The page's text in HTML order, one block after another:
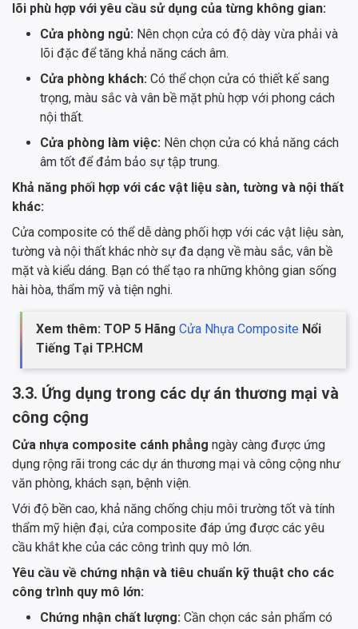
lõi phù hợp với yêu cầu sử dụng của từng không gian:
Cửa phòng ngủ: Nên chọn cửa có độ dày vừa phải và
lõi đặc để tăng khả năng cách âm.
Cửa phòng khách: Có thể chọn cửa có thiết kế sang
trọng, màu sắc và vân bề mặt phù hợp với phong cách
nội thất.
Cửa phòng làm việc: Nên chọn cửa có khả năng cách
âm tốt để đảm bảo sự tập trung.
Khả năng phối hợp với các vật liệu sàn, tường và nội thất
khác:
Cửa composite có thể dễ dàng phối hợp với các vật liệu sàn,
tường và nội thất khác nhờ sự đa dạng về màu sắc, vân bề
mặt và kiểu dáng. Bạn có thể tạo ra những không gian sống
hài hòa, thẩm mỹ và tiện nghi.
Xem thêm: TOP 5 Hãng Cửa Nhựa Composite Nổi
Tiếng Tại TP.HCM
3.3. Ứng dụng trong các dự án thương mại và
công cộng
Cửa nhựa composite cánh phẳng ngày càng được ứng
dụng rộng rãi trong các dự án thương mại và công cộng như
văn phòng, khách sạn, bệnh viện.
Với độ bền cao, khả năng chống chịu môi trường tốt và tính
thẩm mỹ hiện đại, cửa composite đáp ứng được các yêu
cầu khắt khe của các công trình quy mô lớn.
Yêu cầu về chứng nhận và tiêu chuẩn kỹ thuật cho các
công trình quy mô lớn:
Chứng nhận chất lượng: Cần chọn các sản phẩm có